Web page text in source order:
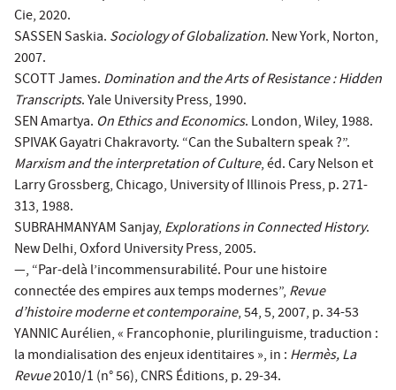
Cie, 2020.
SASSEN Saskia. Sociology of Globalization. New York, Norton,
2007.
SCOTT James. Domination and the Arts of Resistance : Hidden
Transcripts. Yale University Press, 1990.
SEN Amartya. On Ethics and Economics. London, Wiley, 1988.
SPIVAK Gayatri Chakravorty. “Can the Subaltern speak ?”.
Marxism and the interpretation of Culture, éd. Cary Nelson et
Larry Grossberg, Chicago, University of Illinois Press, p. 271-
313, 1988.
SUBRAHMANYAM Sanjay, Explorations in Connected History.
New Delhi, Oxford University Press, 2005.
—, “Par-delà l’incommensurabilité. Pour une histoire
connectée des empires aux temps modernes”, Revue
d’histoire moderne et contemporaine, 54, 5, 2007, p. 34-53
YANNIC Aurélien, « Francophonie, plurilinguisme, traduction :
la mondialisation des enjeux identitaires », in : Hermès, La
Revue2010/1 (n° 56), CNRS Éditions, p. 29-34.